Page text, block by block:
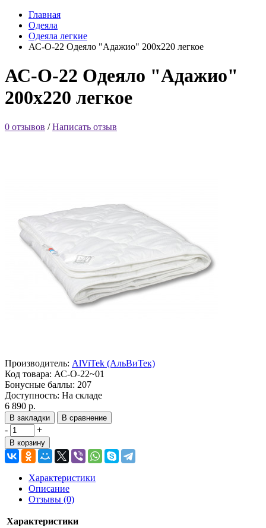
Главная
Одеяла
Одеяла легкие
АС-О-22 Одеяло "Адажио" 200х220 легкое
АС-О-22 Одеяло "Адажио"
200х220 легкое
0 отзывов /Написать отзыв
Производитель: AlViTek (АльВиТек)
Код товара: АС-О-22~01
Бонусные баллы: 207
Доступность: На складе
6 890 р.
В закладки В сравнение
- +
В корзину
Характеристики
Описание
Отзывы (0)
Характеристики